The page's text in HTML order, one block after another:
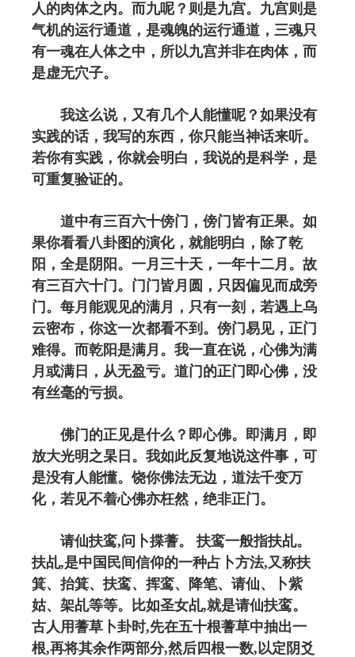
人的肉体之内。而九呢？则是九宫。九宫则是
气机的运行通道，是魂魄的运行通道，三魂只
有一魂在人体之中，所以九宫并非在肉体，而
是虚无穴子。
我这么说，又有几个人能懂呢？如果没有
实践的话，我写的东西，你只能当神话来听。
若你有实践，你就会明白，我说的是科学，是
可重复验证的。
道中有三百六十傍门，傍门皆有正果。如
果你看看八卦图的演化，就能明白，除了乾
阳，全是阴阳。一月三十天，一年十二月。故
有三百六十门。门门皆月圆，只因偏见而成旁
门。每月能观见的满月，只有一刻，若遇上乌
云密布，你这一次都看不到。傍门易见，正门
难得。而乾阳是满月。我一直在说，心佛为满
月或满日，从无盈亏。道门的正门即心佛，没
有丝毫的亏损。
佛门的正见是什么？即心佛。即满月，即
放大光明之杲日。我如此反复地说这件事，可
是没有人能懂。饶你佛法无边，道法千变万
化，若见不着心佛亦枉然，绝非正门。
请仙扶鸾,问卜揲蓍。 扶鸾一般指扶乩。
扶乩,是中国民间信仰的一种占卜方法,又称扶
箕、抬箕、扶鸾、挥鸾、降笔、请仙、卜紫
姑、架乩等等。比如圣女乩,就是请仙扶鸾。
古人用蓍草卜卦时,先在五十根蓍草中抽出一
根,再将其余作两部分,然后四根一数,以定阴爻